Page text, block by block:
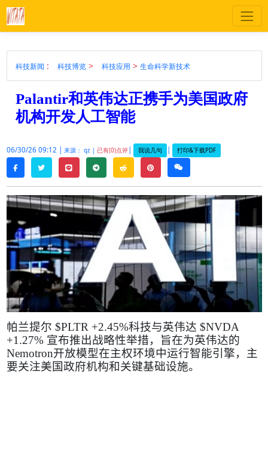
科技新闻 : 科技博览> 科技应用 > 生命科学新技术
Palantir和英伟达正携手为美国政府
机构开发人工智能
06/30/26 09:12 | 来源： qz | 已有(0)点评| 我说几句 | 打印&下载PDF
facebooktwitterline telegramreddit pinterestweixin
帕兰提尔 $PLTR +2.45%科技与英伟达 $NVDA
+1.27% 宣布推出战略性举措，旨在为英伟达的
Nemotron开放模型在主权环境中运行智能引擎，主
要关注美国政府机构和关键基础设施。